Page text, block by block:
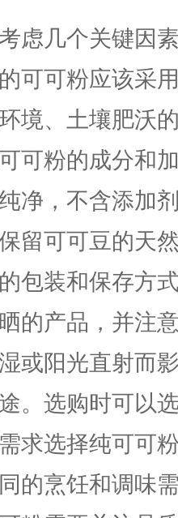
虑几个关键因
可可粉应该采
境、土壤肥沃
可粉的成分和
净，不含添加
留可可豆的天
包装和保存方
的产品，并注
或阳光直射而
。选购时可以
求选择纯可可
的烹饪和调味